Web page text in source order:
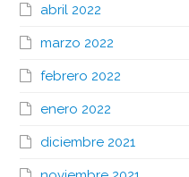
abril 2022
marzo 2022
febrero 2022
enero 2022
diciembre 2021